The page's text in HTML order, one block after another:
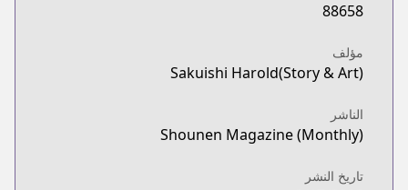
88658
مؤلف
Sakuishi Harold(Story & Art)
الناشر
Shounen Magazine (Monthly)
تاريخ النشر